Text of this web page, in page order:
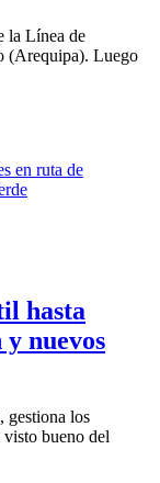
la Línea de
(Arequipa). Luego
hasta
nuevos
gestiona los
bueno del